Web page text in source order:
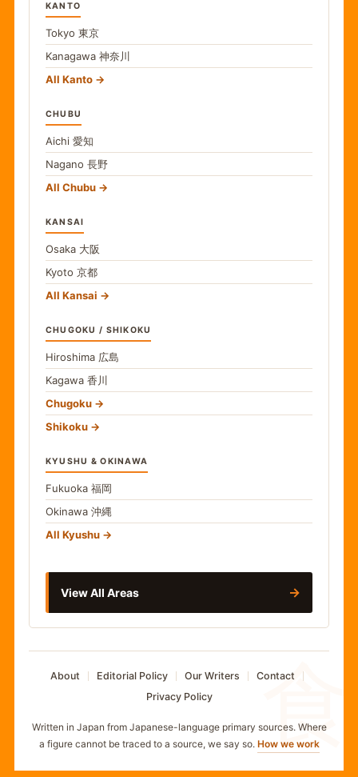
食
KANTO
Tokyo 東京
Kanagawa 神奈川
All Kanto
CHUBU
Aichi 愛知
Nagano 長野
All Chubu
KANSAI
Osaka 大阪
Kyoto 京都
All Kansai
CHUGOKU / SHIKOKU
Hiroshima 広島
Kagawa 香川
Chugoku
Shikoku
KYUSHU & OKINAWA
Fukuoka 福岡
Okinawa 沖縄
All Kyushu
View All Areas →
About Editorial Policy Our Writers
Contact
Privacy Policy
Written in Japan from Japanese-language primary sources. Where
a figure cannot be traced to a source, we say so. How we work